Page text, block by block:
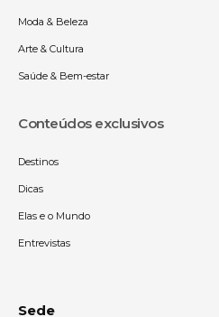
Moda & Beleza
Arte & Cultura
Saúde & Bem-estar
Conteúdos exclusivos
Destinos
Dicas
Elas e o Mundo
Entrevistas
Sede